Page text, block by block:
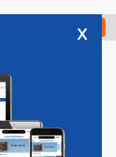
Check in
x